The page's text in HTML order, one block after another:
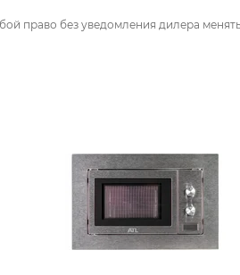
право без уведомления дилера